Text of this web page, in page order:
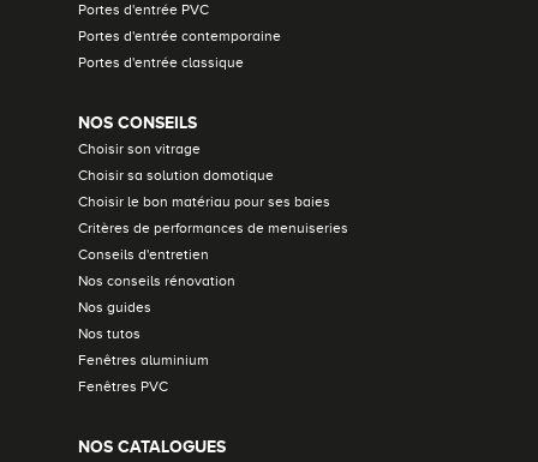
Portes d'entrée PVC
Portes d'entrée contemporaine
Portes d'entrée classique
NOS CONSEILS
Choisir son vitrage
Choisir sa solution domotique
Choisir le bon matériau pour ses baies
Critères de performances de menuiseries
Conseils d'entretien
Nos conseils rénovation
Nos guides
Nos tutos
Fenêtres aluminium
Fenêtres PVC
NOS CATALOGUES